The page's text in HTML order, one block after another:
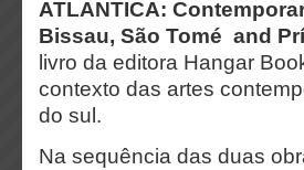
ATLANTICA:
Bissau, São Tomé and
livro da editora Hangar
contexto das artes
do sul.
Na sequência das duas